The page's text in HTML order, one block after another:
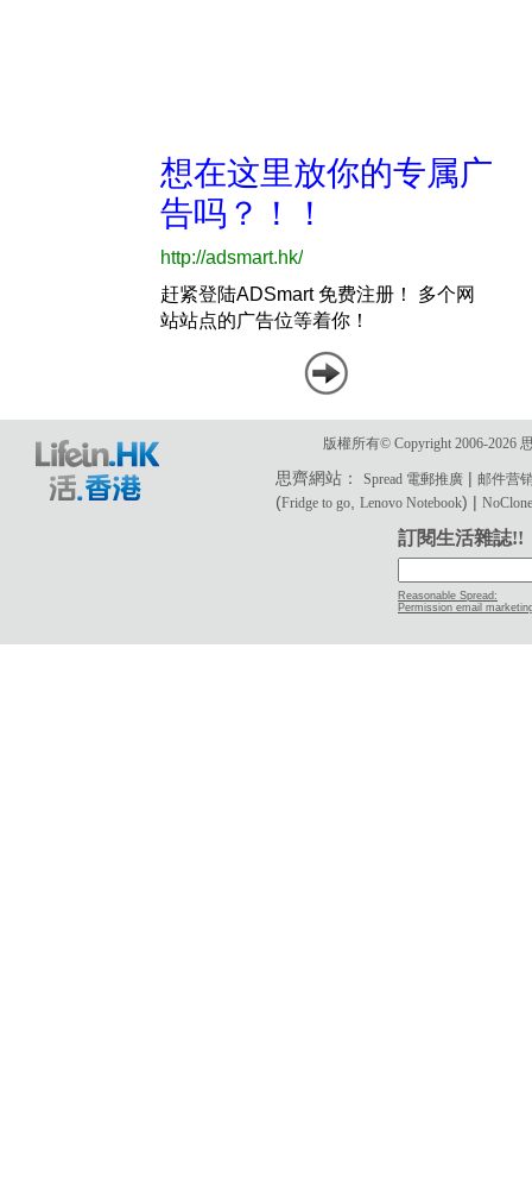
版權所有© Copyright 2006-2026
思齊網站：Spread 電郵推廣 |邮件营
(Fridge to go ,Lenovo Notebook) |